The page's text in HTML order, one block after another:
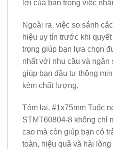
lợi của bạn trong việc
Ngoài ra, việc so sánh
hiệu uy tín trước khi
trọng giúp bạn lựa chọn
nhất với nhu cầu và ngân
giúp bạn đầu tư thông
kém chất lượng.
Tóm lại, #1x75mm Tuốc
STMT60804-8 không chỉ
cao mà còn giúp bạn có
toàn, hiệu quả và hài lòng